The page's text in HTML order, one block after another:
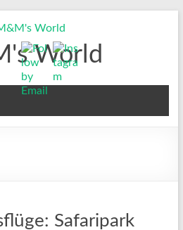
World
Safaripark